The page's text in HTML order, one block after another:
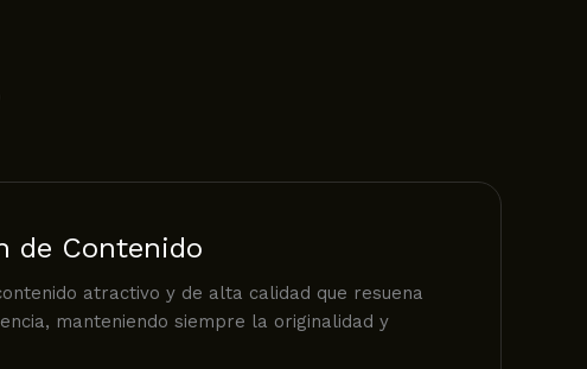
de Contenido
atractivo y de alta calidad que resuena
manteniendo siempre la originalidad y